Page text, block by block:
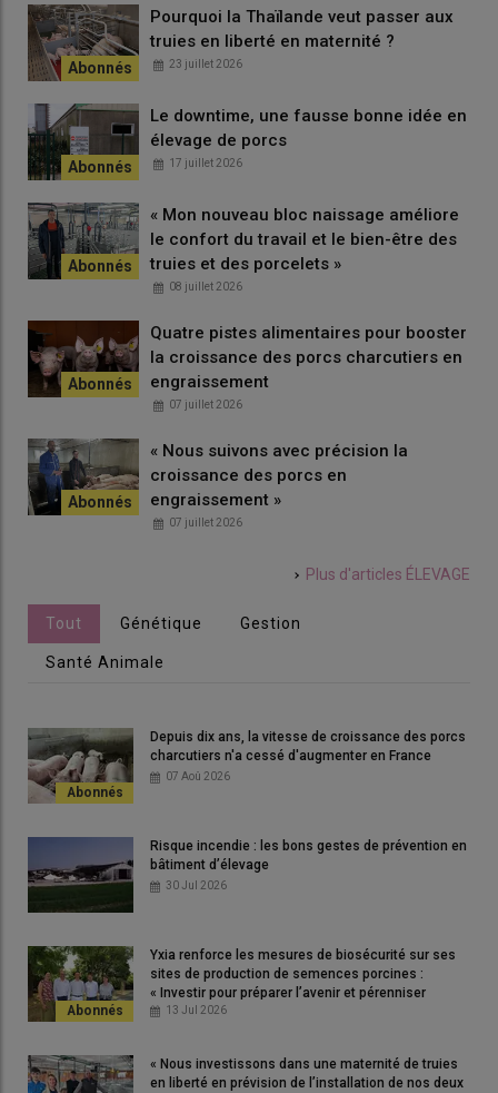
Pourquoi la Thaïlande veut passer aux
truies en liberté en maternité ?
23 juillet 2026
Le downtime, une fausse bonne idée en
élevage de porcs
17 juillet 2026
« Mon nouveau bloc naissage améliore
le confort du travail et le bien-être des
truies et des porcelets »
08 juillet 2026
Quatre pistes alimentaires pour booster
la croissance des porcs charcutiers en
engraissement
07 juillet 2026
« Nous suivons avec précision la
croissance des porcs en
engraissement »
07 juillet 2026
Plus d'articles ÉLEVAGE
Tout Génétique Gestion
Santé Animale
Depuis dix ans, la vitesse de croissance des porcs
charcutiers n'a cessé d'augmenter en France
07 Aoû 2026
Risque incendie : les bons gestes de prévention en
bâtiment d’élevage
30 Jul 2026
Yxia renforce les mesures de biosécurité sur ses
sites de production de semences porcines :
« Investir pour préparer l’avenir et pérenniser
l’outil »
13 Jul 2026
« Nous investissons dans une maternité de truies
en liberté en prévision de l’installation de nos deux